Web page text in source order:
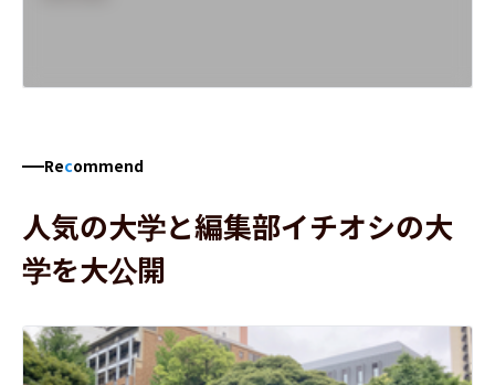
Recommend
人気の大学と編集部イチオシの大
学を大公開